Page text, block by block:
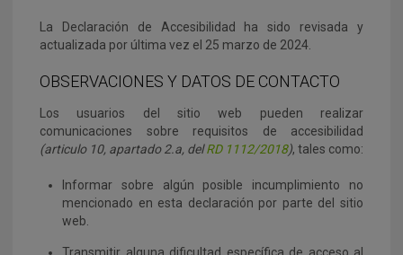
La Declaración de Accesibilidad ha sido revisada y
actualizada por última vez el 25 marzo de 2024.
OBSERVACIONES Y DATOS DE CONTACTO
Los usuarios del sitio web pueden realizar
comunicaciones sobre requisitos de accesibilidad
(articulo 10, apartado 2.a, delRD 1112/2018), tales como:
Informar sobre algún posible incumplimiento no
mencionado en esta declaración por parte del sitio
web.
Transmitir alguna dificultad específica de acceso al